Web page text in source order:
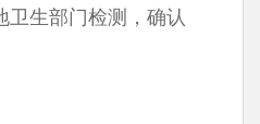
生部门检测，确认